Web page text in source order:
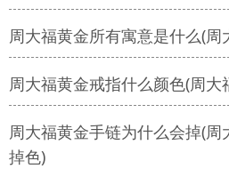
周大福黄金所有寓意是什么(
周大福黄金戒指什么颜色(周大
周大福黄金手链为什么会掉(
掉色)